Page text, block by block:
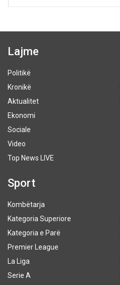
Lajme
Politikë
Kronikë
Aktualitet
Ekonomi
Sociale
Video
Top News LIVE
Sport
Kombëtarja
Kategoria Superiore
Kategoria e Parë
Premier League
La Liga
Serie A